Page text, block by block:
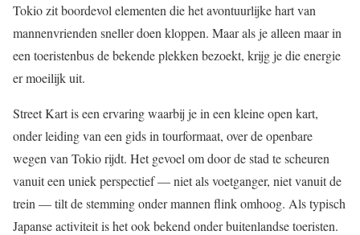
Tokio zit boordevol elementen die het avontuurlijke hart van
mannenvrienden sneller doen kloppen. Maar als je alleen maar in
een toeristenbus de bekende plekken bezoekt, krijg je die energie
er moeilijk uit.
Street Kart is een ervaring waarbij je in een kleine open kart,
onder leiding van een gids in tourformaat, over de openbare
wegen van Tokio rijdt. Het gevoel om door de stad te scheuren
vanuit een uniek perspectief — niet als voetganger, niet vanuit de
trein — tilt de stemming onder mannen flink omhoog. Als typisch
Japanse activiteit is het ook bekend onder buitenlandse toeristen.